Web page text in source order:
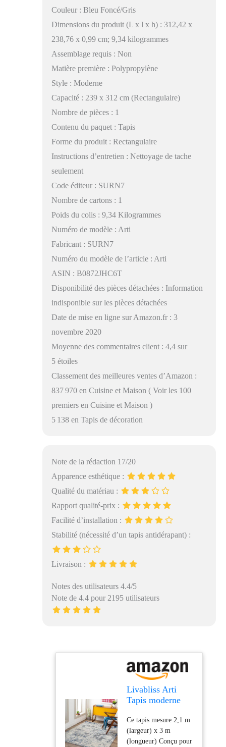
Couleur : Bleu Foncé/Gris
Dimensions du produit (L x l x h) : 312,42 x
238,76 x 0,99 cm; 9,34 kilogrammes
Assemblage requis : Non
Matière première : Polypropylène
Style : Moderne
Capacité : 239 x 312 cm (Rectangulaire)
Nombre de pièces : 1
Contenu du paquet : Tapis
Forme du produit : Rectangulaire
Instructions d’entretien : Nettoyage de tache
seulement
Code éditeur : SURN7
Nombre de cartons : 1
Poids du colis : 9,34 Kilogrammes
Numéro de modèle : Arti
Fabricant : SURN7
Numéro du modèle de l’article : Arti
ASIN : B0872JHC6T
Disponibilité des pièces détachées : Information
indisponible sur les pièces détachées
Date de mise en ligne sur Amazon.fr : 3
novembre 2020
Moyenne des commentaires client : 4,4 sur
5 étoiles
Classement des meilleures ventes d’Amazon :
837 970 en Cuisine et Maison ( Voir les 100
premiers en Cuisine et Maison )
5 138 en Tapis de décoration
Note de la rédaction 17/20
Apparence esthétique :
Qualité du matériau :
Rapport qualité-prix :
Facilité d’installation :
Stabilité (nécessité d’un tapis antidérapant) :
Livraison :
Notes des utilisateurs 4.4/5
Note de 4.4 pour 2195 utilisateurs
Livabliss Arti
Tapis moderne
m, bleu foncé/gris
Ce tapis mesure 2,1 m
(largeur) x 3 m
(longueur) Conçu pour